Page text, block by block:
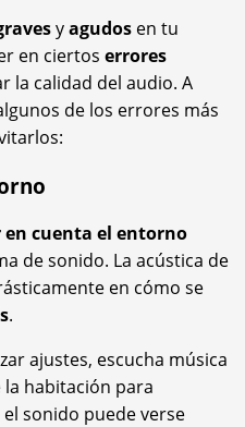
yagudos en tu
en ciertos errores
la calidad del audio. A
de los errores más
en cuenta el entorno
de sonido. La acústica de
en cómo se
.
ajustes, escucha música
habitación para
sonido puede verse